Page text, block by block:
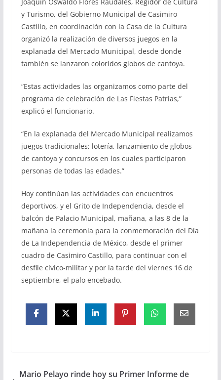
y Turismo, del Gobierno Municipal de Casimiro
Castillo, en coordinación con la Casa de la Cultura
organizó la realización de diversos juegos en la
explanada del Mercado Municipal, desde donde
también se lanzaron coloridos globos de cantoya.
“Estas actividades las organizamos como parte del
programa de celebración de Las Fiestas Patrias,”
explicó el funcionario.
“En la explanada del Mercado Municipal realizamos
juegos tradicionales; lotería, lanzamiento de globos
de cantoya y concursos en los cuales participaron
personas de todas las edades.”
Hoy continúan las actividades con encuentros
deportivos, y el Grito de Independencia, desde el
balcón de Palacio Municipal, mañana, a las 8 de la
mañana la ceremonia para la conmemoración del Día
de La Independencia de México, desde el primer
cuadro de Casimiro Castillo, para continuar con el
desfile cívico-militar y por la tarde del viernes 16 de
septiembre, el palo encebado.
Mario Pelayo rinde hoy su Primer Informe de